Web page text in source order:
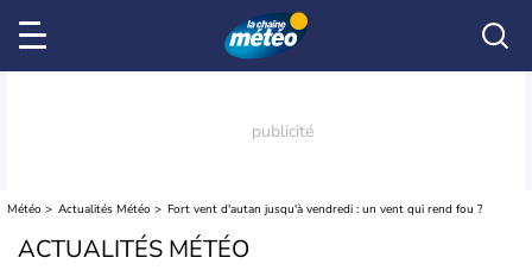
Météo Actualités Météo Fort vent d'autan jusqu'à vendredi : un vent qui rend fou ?
ACTUALITÉS MÉTÉO